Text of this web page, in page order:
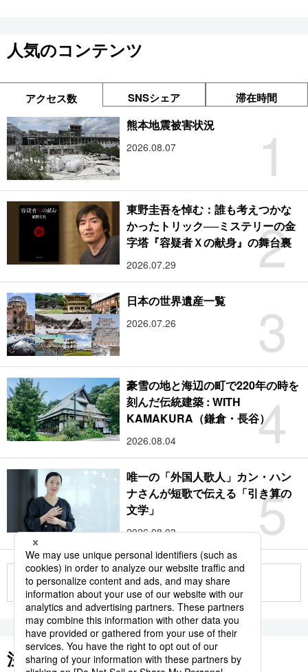
人気のコンテンツ
アクセス数 SNSシェア 滞在時間
1
熊本地震被害状況
2026.08.07
2
東野圭吾を悼む：誰も考えつかな
かったトリック──ミステリーの金
字塔『容疑者Ｘの献身』の舞台裏
2026.07.29
3
日本の世界遺産一覧
2026.07.26
4
豪雪の地と海辺の町で220年の時を
刻んだ伝統建築 : WITH
KAMAKURA（鎌倉・長谷）
2026.08.04
5
唯一の「外国人歌人」カン・ハン
ナさんが短歌で伝える「引き算の
文学」
2026.08.03
もっと見る
注目のキーワード